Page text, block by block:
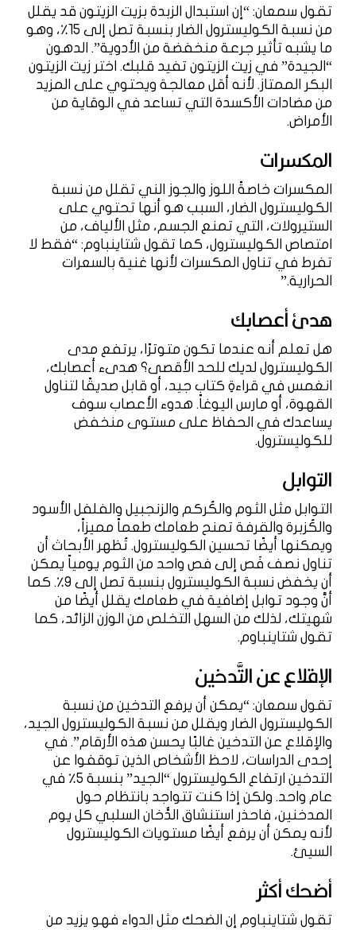
تقول سمعان: “إن استبدال الزبدة بزيت الزيتون قد يقلل
من نسبة الكوليسترول الضار بنسبة تصل إلى 15٪، وهو
ما يشبه تأثير جرعة منخفضة من الأدوية”. الدهون
“الجيدة” في زيت الزيتون تفيد قلبك. اختر زيت الزيتون
البكر الممتاز. لأنه أقل معالجة ويحتوي على المزيد
من مضادات الأكسدة التي تساعد في الوقاية من
الأمراض.
المكسرات
المكسرات خاصةً اللوز والجوز الني تقلل من نسبة
الكوليسترول الضار، السبب هو أنها تحتوي على
الستيرولات، التي تمنع الجسم، مثل الألياف، من
امتصاص الكوليسترول، كما تقول شتاينباوم: “فقط لا
تفرط في تناول المكسرات لأنها غنية بالسعرات
الحرارية.”
هدئ أعصابك
هل تعلم أنه عندما تكون متوترًا، يرتفع مدى
الكوليسترول لديك للحد الأقصى؟ هدىء أعصابك،
انغمس في قراءةِ كتابٍ جيد، أو قابل صديقًا لتناول
القهوة، أو مارس اليوغا. هدوء الأعصاب سوف
يساعدك في الحفاظ على مستوى منخفض
للكوليسترول.
التوابل
التوابل مثل الثوم والكُركم والزنجبيل والفلفل الأسود
والكُزبرة والقرفة تمنح طعامك طعماً مميزاً،
ويمكنها أيضًا تحسين الكوليسترول. تُظهر الأبحاث أن
تناول نصف فَص إلى فص واحد من الثوم يومياً يمكن
أن يخفض نسبة الكوليسترول بنسبة تصل إلى 9٪. كما
أنَّ وجود توابل إضافية في طعامك يقلل أيضًا من
شهيتك، لذلك من السهل التخلص من الوزن الزائد، كما
تقول شتاينباوم.
الإقلاع عن التَّدخين
تقول سمعان: “يمكن أن يرفع التدخين من نسبة
الكوليسترول الضار ويقلل من نسبة الكوليسترول الجيد،
والإقلاع عن التدخين غالبًا يحسن هذه الأرقام”. في
إحدى الدراسات، لاحظ الأشخاص الذين توقفوا عن
التدخين ارتفاع الكوليسترول “الجيد” بنسبة 5٪ في
عام واحد. ولكن إذا كنت تتواجد بانتظام حول
المدخنين، فاحذر استنشاق الدُّخان السلبي كل يوم
لأنه يمكن أن يرفع أيضًا مستويات الكوليسترول
السيئ.
أضحك أكثر
تقول شتاينباوم إن الضحك مثل الدواء فهو يزيد من